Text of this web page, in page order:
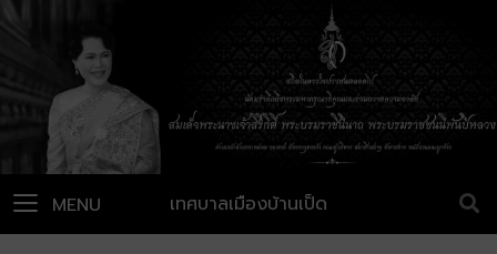
เทศบาลเมืองบ้านเป็ด
MENU